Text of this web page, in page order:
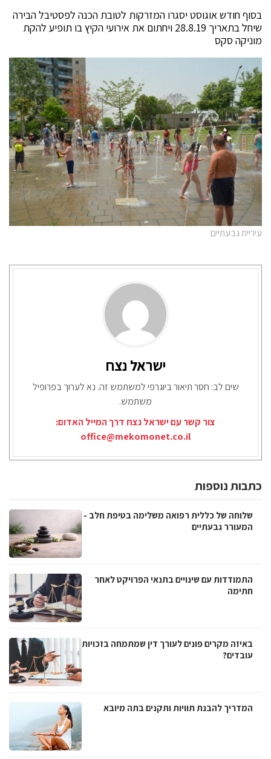
בסוף חודש אוגוסט יסגרו המזרקות לטובת הכנה לפסטיבל הבירה
שיחל בתאריך 28.8.19 ויחתום את אירועי הקיץ בו תופיע להקת
מוניקה סקס
עיריית גבעתיים
ישראל נצח
שים לב: חסר תיאור ביוגרפי למשתמש זה. נא לערוך בפרופיל
משתמש.
צור קשר עם ישראל נצח דרך המייל האדום:
office@mekomonet.co.il
כתבות נוספות
שלוחה של כללית רפואה משלימה בטיפת חלב -
המעורר גבעתיים
התמודדות עם שינויים בתנאי הפרויקט לאחר
חתימה
באיזה מקרים פונים לעורך דין שמתמחה בזכויות
עובדים?
המדריך להבנת תוויות ותקנים בתה מיובא